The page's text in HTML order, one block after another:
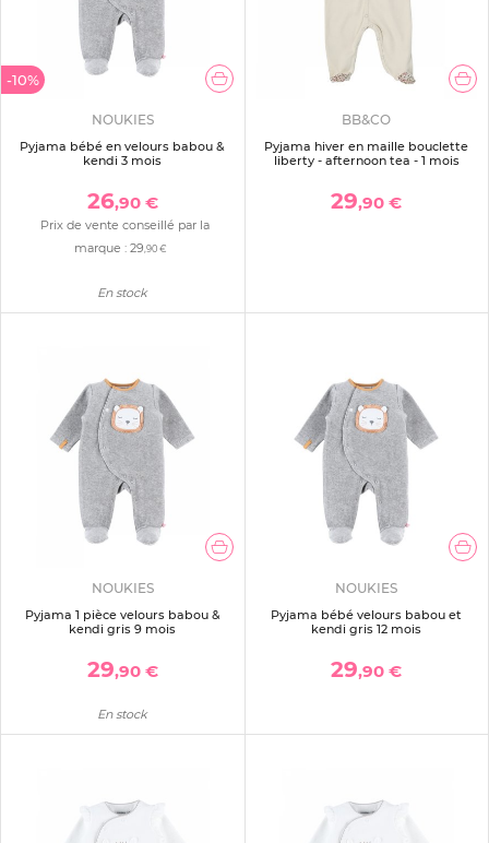
-10%
NOUKIES
Pyjama bébé en velours babou &
kendi 3 mois
26,90 €
Prix de vente conseillé par la
marque : 29,90 €
En stock
BB&CO
Pyjama hiver en maille bouclette
liberty - afternoon tea - 1 mois
29,90 €
NOUKIES
Pyjama 1 pièce velours babou &
kendi gris 9 mois
29,90 €
En stock
NOUKIES
Pyjama bébé velours babou et
kendi gris 12 mois
29,90 €